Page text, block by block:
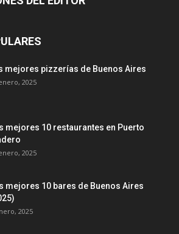
mejores pizzerías de Buenos Aires
2025
mejores 10 restaurantes en Puerto
2025
mejores 10 bares de Buenos Aires
2025